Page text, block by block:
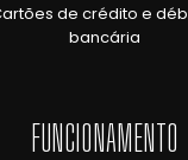
de crédito e
bancária
FUNCIONAMENTO